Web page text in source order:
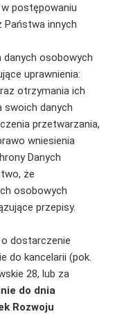
postępowaniu
Państwa innych
danych osobowych
uprawnienia:
otrzymania ich
swoich danych
przetwarzania,
wniesienia
Danych
że
osobowych
przepisy.
dostarczenie
do kancelarii (pok.
28, lub za
do dnia
Rozwoju